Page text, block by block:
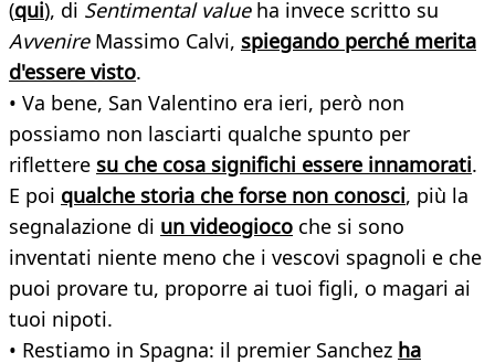
(qui), di Sentimental valueha invece scritto su
AvvenireMassimo Calvi, spiegando perché merita
d'essere visto.
• Va bene, San Valentino era ieri, però non
possiamo non lasciarti qualche spunto per
riflettere su che cosa significhi essere innamorati.
E poi qualche storia che forse non conosci, più la
segnalazione di un videogioco che si sono
inventati niente meno che i vescovi spagnoli e che
puoi provare tu, proporre ai tuoi figli, o magari ai
tuoi nipoti.
• Restiamo in Spagna: il premier Sanchez ha